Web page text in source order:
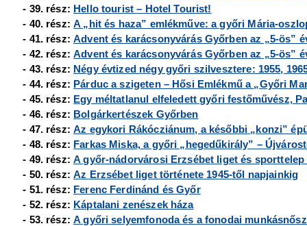
- 39. rész: Hello tourist– Hotel Tourist!
- 40. rész:A „hit és haza” emlékműve: a győri Mária-
- 41. rész:Advent és karácsonyvárás Győrben az „5-ös”
- 42. rész:Advent és karácsonyvárás Győrben az „5-ös”
- 43. rész: Négy évtized négy győri szilvesztere: 1955,
- 44. rész: Párduc a szigeten –Hősi Emlékmű a „Győri
- 45. rész: Egy méltatlanul elfeledett győri festőművész,
- 46. rész: Bolgárkertészek Győrben
- 47. rész:Az egykori Rákócziánum, a későbbi „konzi”
- 48. rész: Farkas Miska, a győri „hegedűkirály” –
- 49. rész:A győr-nádorvárosi Erzsébet liget és
- 50. rész:Az Erzsébet liget története 1945-től napjainkig
- 51. rész: Ferenc Ferdinánd és Győr
- 52. rész: Káptalani zenészek háza
- 53. rész:A győri selyemfonoda és a fonodai